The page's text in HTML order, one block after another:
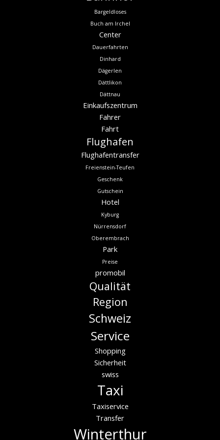
Bargeldloses
Buch am Irchel
Center
Dauerfahrten
Dinhard
Dägerlen
Dättlikon
Dättnau
Einkaufszentrum
Fahrer
Fahrt
Flughafen
Flughafentransfer
Freienstein-Teufen
Geschenk
Gutschein
Hotel
Kyburg
Nürrensdorf
Oberembrach
Park
Preise
promobil
Qualität
Region
Schweiz
Service
Shopping
Sicherheit
swiss
Taxi
Taxiservice
Transfer
Winterthur